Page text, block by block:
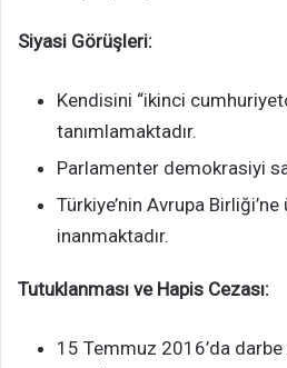
Siyasi Görüşleri:
Kendisini “ikinci
tanımlamaktadır.
Parlamenter demokrasiyi
Türkiye’nin Avrupa
inanmaktadır.
Tutuklanması ve Hapis Cezası:
15 Temmuz 2016’da